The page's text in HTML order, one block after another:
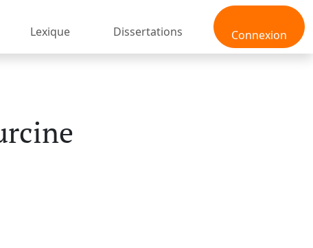
Connexion
Lexique Dissertations